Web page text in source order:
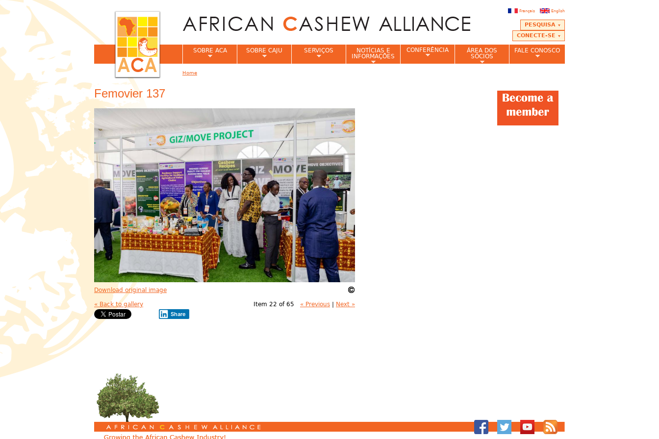
English
Français
PESQUISA
CONECTE-SE
Femovier 137
Download original image
« Back to gallery Item 22 of 65 « Previous | Next »
Share
SOBRE ACA SOBRE CAJU SERVIÇOS
NOTÍCIAS E
INFORMAÇÕES
CONFERÊNCIA
ÁREA DOS
SÓCIOS
FALE CONOSCO
Home